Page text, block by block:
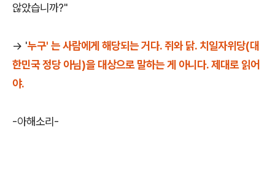
않았습니까?"
-> '누구' 는 사람에게 해당되는 거다. 쥐와 닭. 치일자위당(대
한민국 정당 아님)을 대상으로 말하는 게 아니다. 제대로 읽어
야.
-아해소리-